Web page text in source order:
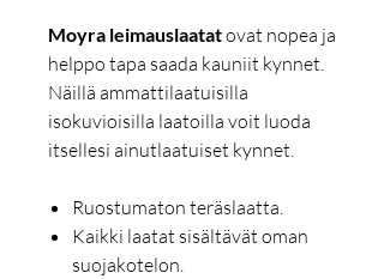
Moyra leimauslaatatovat nopea ja
helppo tapa saada kauniit kynnet.
Näillä ammattilaatuisilla
isokuvioisilla laatoilla voit luoda
itsellesi ainutlaatuiset kynnet.
Ruostumaton teräslaatta.
Kaikki laatat sisältävät oman
suojakotelon.